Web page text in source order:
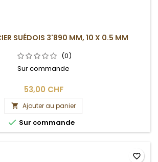
SUÉDOIS 3'890 MM, 10 X 0.5 MM
(0)
Sur commande
53,00 CHF
 Ajouter au panier
 Sur commande
favorite_border